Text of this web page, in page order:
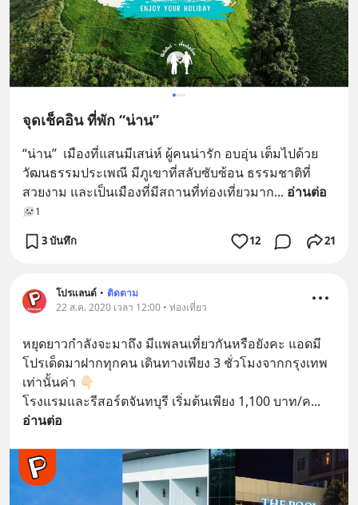
จุดเช็คอิน ที่พัก “น่าน”
“น่าน”  เมืองที่แสนมีเสน่ห์ ผู้คนน่ารัก อบอุ่น เต็มไปด้วย
วัฒนธรรมประเพณี มีภูเขาที่สลับซับซ้อน ธรรมชาติที่
สวยงาม และเป็นเมืองที่มีสถานที่ท่องเที่ยวมาก... อ่านต่อ
1
3 บันทึก 12 21
โปรแลนด์ • ติดตาม
22 ส.ค. 2020 เวลา 12:00 • ท่องเที่ยว
หยุดยาวกำลังจะมาถึง มีแพลนเที่ยวกันหรือยังคะ แอดมี
โปรเด็ดมาฝากทุกคน เดินทางเพียง 3 ชั่วโมงจากกรุงเทพ
เท่านั้นค่า 👇🏻
โรงแรมและรีสอร์ตจันทบุรี เริ่มต้นเพียง 1,100 บาท/ค
อ่านต่อ